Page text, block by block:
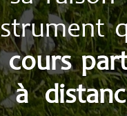
Tablatures
Transcription
cours
à